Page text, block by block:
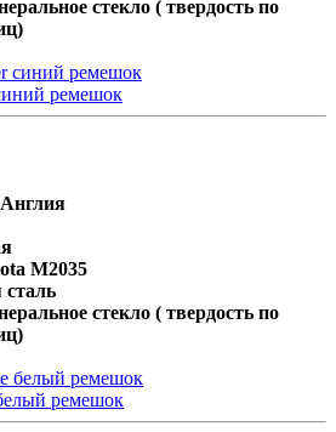
стекло ( твердость по
ремешок
Англия
M2035
стекло ( твердость по
ремешок